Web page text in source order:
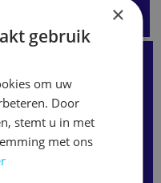
niet vinden?
afstandsbediening
×
gebruik
om uw
Door
stemt u in met
met ons